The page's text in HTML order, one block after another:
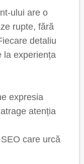
ului are o
rupte, fără
detaliu
la experiența
expresia
atenția
care urcă